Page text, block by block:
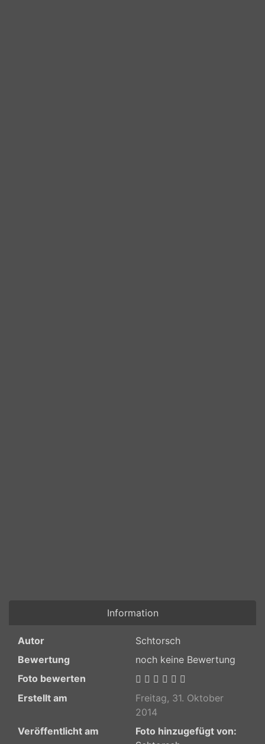
Information
Autor
Schtorsch
Bewertung
noch keine Bewertung
Foto bewerten
Erstellt am
Freitag, 31. Oktober
2014
Veröffentlicht am
Foto hinzugefügt von: